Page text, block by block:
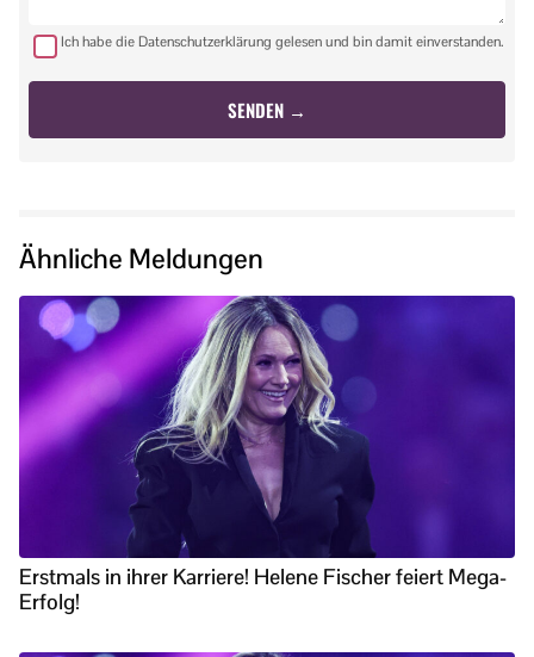
Ich habe die Datenschutzerklärung gelesen und bin damit einverstanden.
Ähnliche Meldungen
Erstmals in ihrer Karriere! Helene Fischer feiert Mega-
Erfolg!